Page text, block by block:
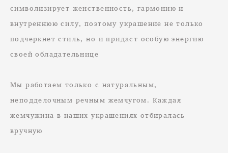
символизирует женственность, гармонию и
внутреннюю силу, поэтому украшение не только
подчеркнет стиль, но и придаст особую энергию
своей обладательнице
Мы работаем только с натуральным,
неподделочным речным жемчугом. Каждая
жемчужина в наших украшениях отбиралась
вручную